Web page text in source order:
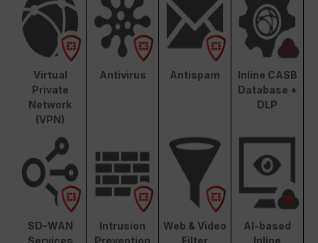
Virtual
Private
Network
(VPN)
Antivirus Antispam
Inline CASB
Database +
DLP
SD-WAN
Services
Intrusion
Prevention
Web & Video
Filter
AI-based
Inline